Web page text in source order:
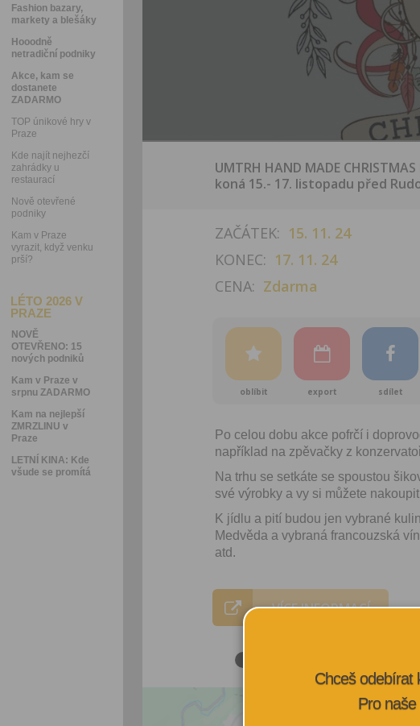
Fashion bazary,
markety a blešáky
Hooodně
netradiční podniky
Akce, kam se
dostanete
ZADARMO
TOP únikové hry v
Praze
Kde najít nejhezčí
zahrádky u
restaurací
Nově otevřené
podniky
Kam v Praze
vyrazit, když venku
prší?
LÉTO 2026 V
PRAZE
NOVĚ
OTEVŘENO: 15
nových podniků
Kam v Praze v
srpnu ZADARMO
Kam na nejlepší
ZMRZLINU v
Praze
LETNÍ KINA: Kde
všude se promítá
UMTRH HAND MADE
koná 15.- 17. listopadu před
ZAČÁTEK: 15. 11. 24
KONEC: 17. 11. 24
CENA: Zdarma
oblíbit export sdílet
Po celou dobu akce pofrčí i
například na zpěvačky z
Na trhu se setkáte se spoustou
své výrobky a vy si můžete
K jídlu a pití budou jen vybrané
Medvěda a vybraná francouzská
atd.
VÍCE INFORMACÍ
Chceš odebírat
Pro